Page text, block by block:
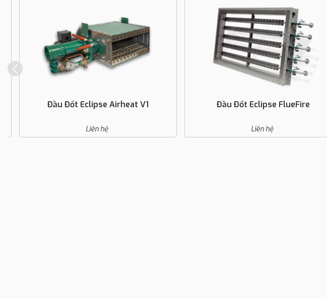
Đầu Đốt Eclipse Airheat V1
Liên hệ
Đầu Đốt Eclipse FlueFire
Liên hệ